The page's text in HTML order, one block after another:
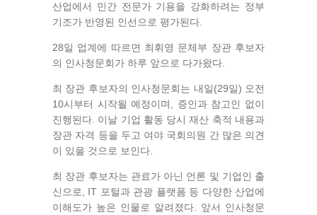
산업에서 민간 전문가 기용을 강화하려는 정부
기조가 반영된 인선으로 평가된다.
28일 업계에 따르면 최휘영 문체부 장관 후보자
의 인사청문회가 하루 앞으로 다가왔다.
최 장관 후보자의 인사청문회는 내일(29일) 오전
10시부터 시작될 예정이며, 증인과 참고인 없이
진행된다. 이날 기업 활동 당시 재산 축적 내용과
장관 자격 등을 두고 여야 국회의원 간 많은 의견
이 있을 것으로 보인다.
최 장관 후보자는 관료가 아닌 언론 및 기업인 출
신으로, IT 포털과 관광 플랫폼 등 다양한 산업에
이해도가 높은 인물로 알려졌다. 앞서 인사청문